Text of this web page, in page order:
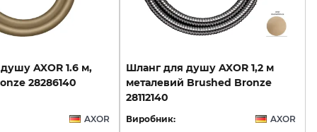
душу AXOR 1.6 м,
28286140
AXOR
Шланг для душу AXOR 1,2 м
металевий Brushed Bronze
28112140
Виробник:
AXOR